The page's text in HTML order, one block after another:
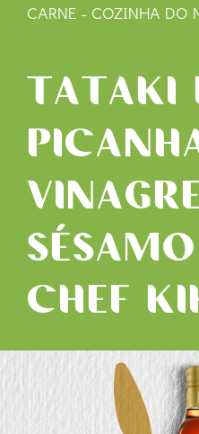
destaques
CARNE - COZINHA DO
TATAKI
CHEF